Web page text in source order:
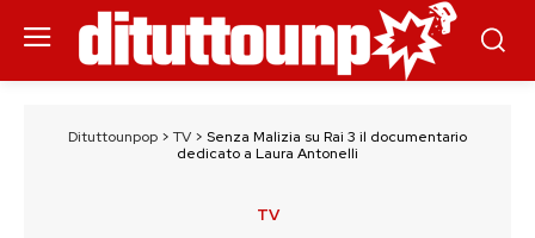
Dituttounpop > TV > Senza Malizia su Rai 3 il documentario
dedicato a Laura Antonelli
TV